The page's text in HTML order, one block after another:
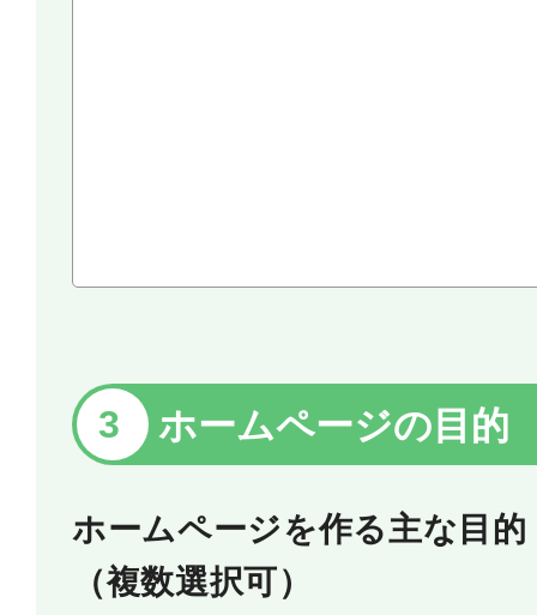
ホームページの目的
ホームページを作る主な目的
（複数選択可）